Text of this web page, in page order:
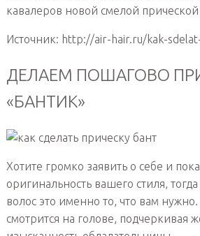
кавалеров новой смелой
Источник: http://air-hair.ru/kak-
ДЕЛАЕМ ПОШАГОВО
«БАНТИК»
Хотите громко заявить о себе и
оригинальность вашего стиля,
волос это именно то, что вам
смотрится на голове, подчеркивая